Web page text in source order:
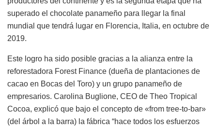
superado el chocolate panameño para llegar la final
mundial que tendrá lugar en Florencia, Italia, en octubre de
2019.
Este logro ha sido posible gracias a la alianza entre la
reforestadora Forest Finance (dueña de plantaciones de
cacao en Bocas del Toro) y un grupo panameño de
empresarios. Carolina Buglione, CEO de Theo Tropical
Cocoa, explicó que bajo el concepto de «from tree-to-bar»
(del árbol a la barra) la fábrica “hace todos los esfuerzos